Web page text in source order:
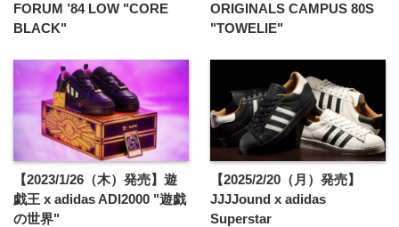
FORUM ’84 LOW "CORE
BLACK"
ORIGINALS CAMPUS 80S
"TOWELIE"
【2023/1/26（木）発売】遊
戯王 x adidas ADI2000 "遊戯
の世界"
【2025/2/20（月）発売】
JJJJound x adidas
Superstar